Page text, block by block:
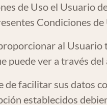
de Uso el Usuario
Condiciones
al Usuario
puede ver a través
de facilitar sus datos
establecidos